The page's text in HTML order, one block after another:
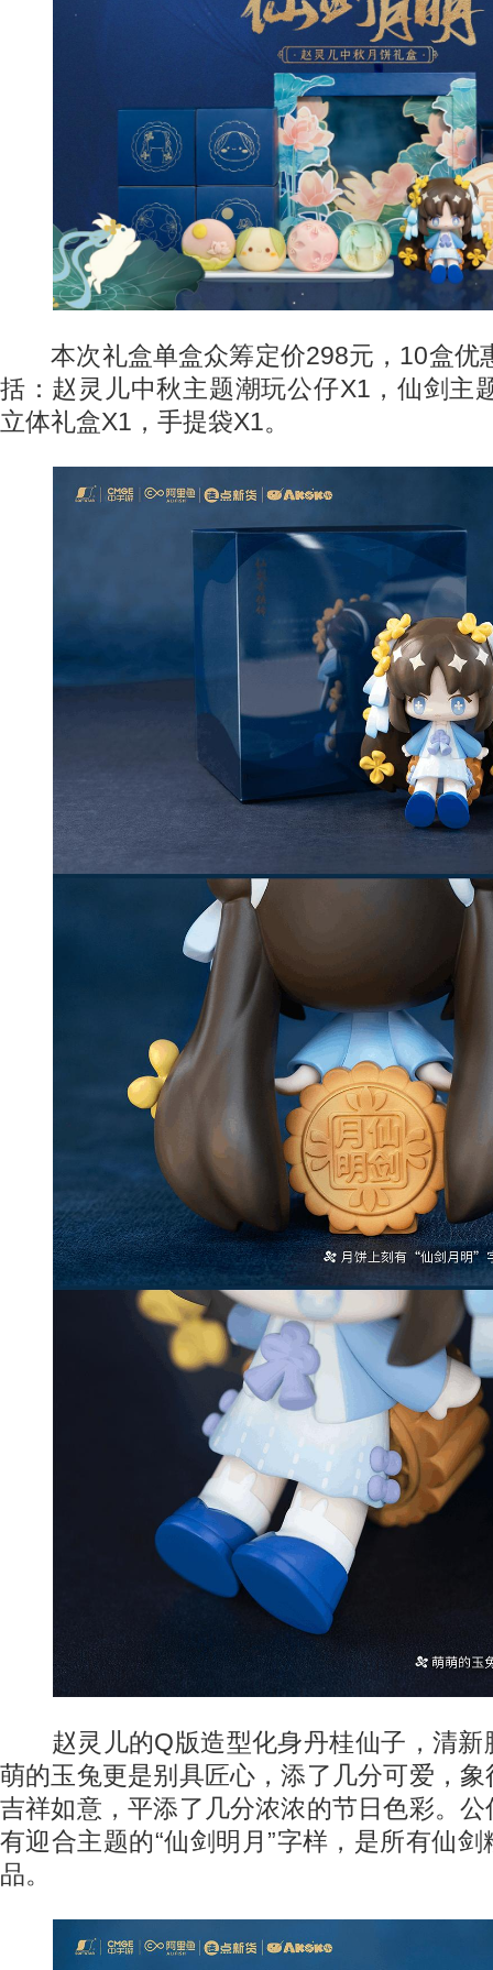
本次礼盒单盒众筹定价298元，10盒优
括：赵灵儿中秋主题潮玩公仔X1，仙剑主
立体礼盒X1，手提袋X1。
赵灵儿的Q版造型化身丹桂仙子，清新
萌的玉兔更是别具匠心，添了几分可爱，
吉祥如意，平添了几分浓浓的节日色彩。
有迎合主题的“仙剑明月”字样，是所有仙
品。